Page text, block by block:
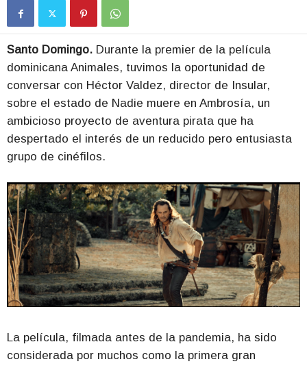
Santo Domingo. Durante la premier de la película
dominicana Animales, tuvimos la oportunidad de
conversar con Héctor Valdez, director de Insular,
sobre el estado de Nadie muere en Ambrosía, un
ambicioso proyecto de aventura pirata que ha
despertado el interés de un reducido pero entusiasta
grupo de cinéfilos.
La película, filmada antes de la pandemia, ha sido
considerada por muchos como la primera gran